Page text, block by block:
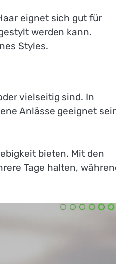
eignet sich gut für
werden kann.
Styles.
vielseitig sind. In
Anlässe geeignet
bieten. Mit den
Tage halten,